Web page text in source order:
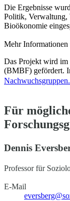
Die Ergebnisse
Politik, Verwaltung,
Bioökonomie
Mehr Informationen
Das Projekt wird im
(BMBF) gefördert.
Nachwuchsgruppen.
Für
Dennis
Professor für
E-Mail